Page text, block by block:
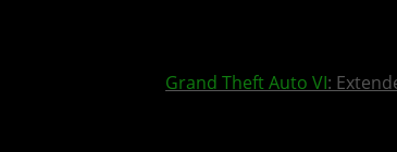
Grand Theft Auto VI: